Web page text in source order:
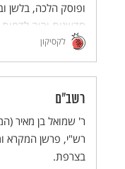
ופוסק הלכה, בלשן
חדשנית והיה לדמות
ובקהילות ישראל –
לקסיקון
רשב"ם
רש"י, פרשן המקרא
בצרפת.